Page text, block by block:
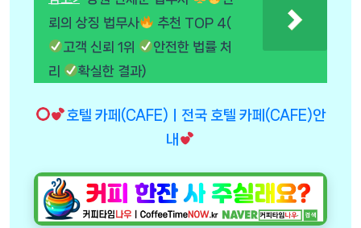
뢰의 상징 법무사
추천 TOP 4(
고객 신뢰 1위
안전한 법률 처
리
확실한 결과)
호텔 카페(CAFE)ㅣ전국 호텔 카페(CAFE)안
내